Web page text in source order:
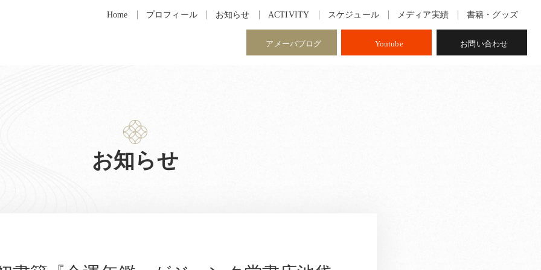
Home プロフィール お知らせ ACTIVITY スケジュール メディア実績 書籍・グッズ
アメーバブログ Youtube お問い合わせ
お知らせ